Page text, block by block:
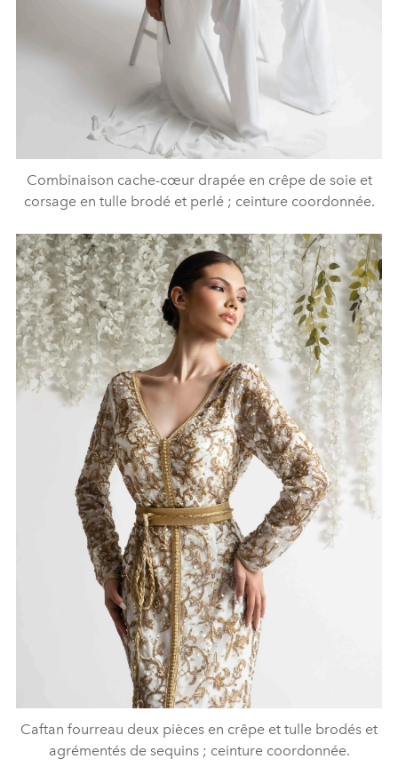
Combinaison cache-cœur drapée en crêpe de soie et
corsage en tulle brodé et perlé ; ceinture coordonnée.
Caftan fourreau deux pièces en crêpe et tulle brodés et
agrémentés de sequins ; ceinture coordonnée.